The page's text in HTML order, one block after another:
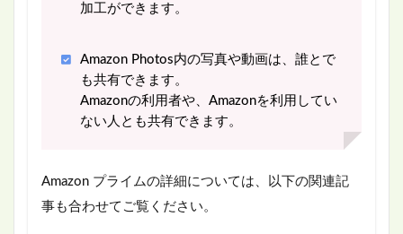
加工ができます。
Amazon Photos内の写真や動画は、誰とで
も共有できます。
Amazonの利用者や、Amazonを利用してい
ない人とも共有できます。
Amazon プライムの詳細については、以下の関連記
事も合わせてご覧ください。